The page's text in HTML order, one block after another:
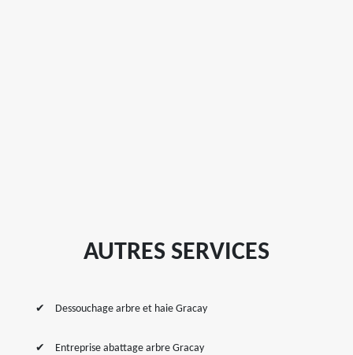
AUTRES SERVICES
Dessouchage arbre et haie Gracay
Entreprise abattage arbre Gracay